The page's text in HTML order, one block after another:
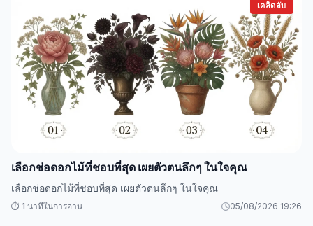
เคล็ดลับ
เลือกช่อดอกไม้ที่ชอบที่สุด เผยตัวตนลึกๆ ในใจคุณ
เลือกช่อดอกไม้ที่ชอบที่สุด เผยตัวตนลึกๆ ในใจคุณ
⏱️ 1 นาทีในการอ่าน 05/08/2026 19:26